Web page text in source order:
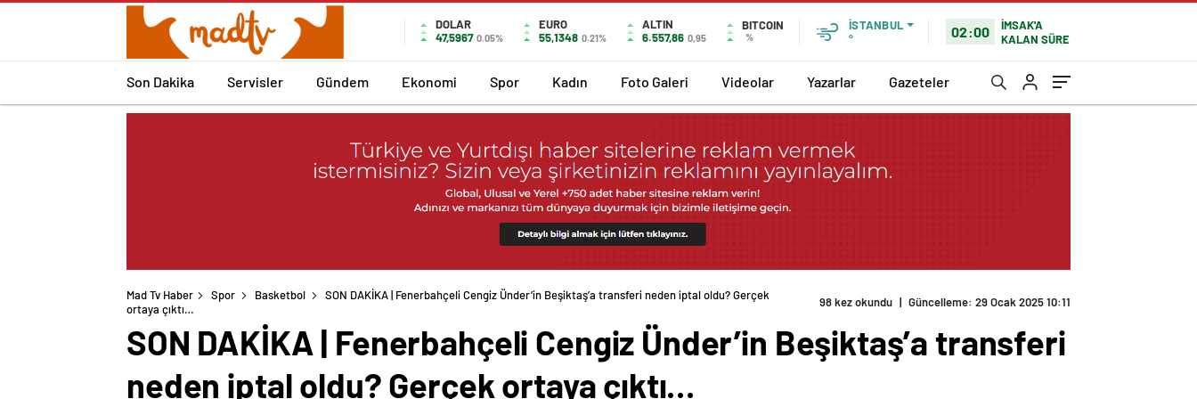
DOLAR
47,5967 0.05%
EURO
55,1348 0.21%
ALTIN
6.557,86 0,95
BITCOIN
%
İSTANBUL
°
02:00
İMSAK'A
KALAN SÜRE
Son Dakika Servisler Gündem Ekonomi Spor Kadın Foto Galeri Videolar Yazarlar Gazeteler
Mad Tv Haber Spor Basketbol SON DAKİKA | Fenerbahçeli Cengiz Ünder’in Beşiktaş’a transferi neden iptal oldu? Gerçek ortaya çıktı…
SON DAKİKA | Fenerbahçeli Cengiz Ünder’in Beşiktaş’a transferi
neden iptal oldu? Gerçek ortaya çıktı…